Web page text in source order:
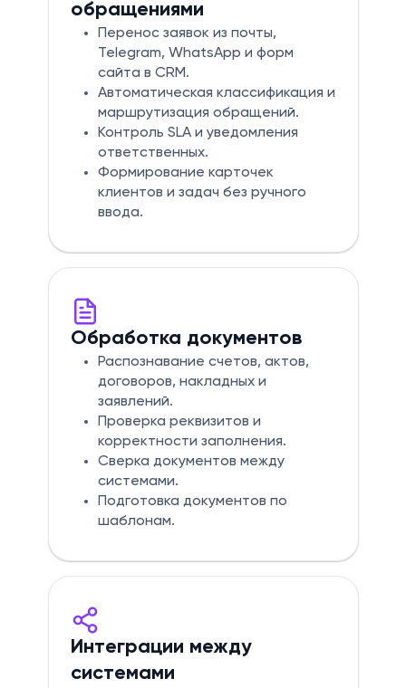
обращениями
Перенос заявок из почты,
Telegram, WhatsApp и форм
сайта в CRM.
Автоматическая классификация и
маршрутизация обращений.
Контроль SLA и уведомления
ответственных.
Формирование карточек
клиентов и задач без ручного
ввода.
Обработка документов
Распознавание счетов, актов,
договоров, накладных и
заявлений.
Проверка реквизитов и
корректности заполнения.
Сверка документов между
системами.
Подготовка документов по
шаблонам.
Интеграции между
системами